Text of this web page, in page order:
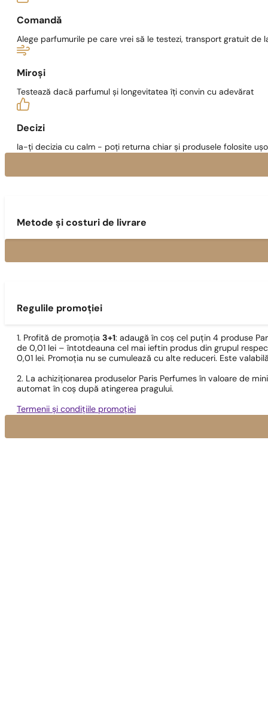
Comandă
Alege parfumurile pe care vrei să le testezi, transport gratuit de
Miroși
Testează dacă parfumul și longevitatea îți convin cu adevărat
Decizi
Ia-ți decizia cu calm - poți returna chiar și produsele folosite
Metode și costuri de livrare
Regulile promoției
1. Profită de promoția 3+1: adaugă în coș cel puțin 4 produse
de 0,01 lei – întotdeauna cel mai ieftin produs din grupul
0,01 lei. Promoția nu se cumulează cu alte reduceri. Este
2. La achiziționarea produselor Paris Perfumes în valoare de
automat în coș după atingerea pragului.
Termenii și condițiile promoției